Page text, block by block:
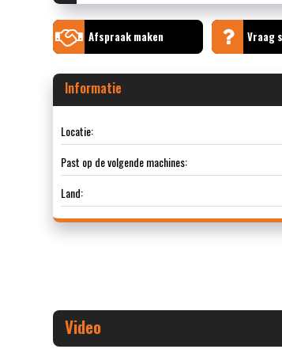
Afspraak maken Vraag
Informatie
Locatie:
Past op de volgende machines:
Land:
Video